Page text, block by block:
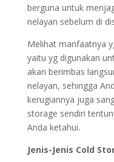
berguna untuk
nelayan sebelum di
Melihat manfaatnya
yaitu yg digunakan
akan berimbas
nelayan, sehingga
kerugiannya juga
storage sendiri
Anda ketahui.
Jenis-Jenis Cold